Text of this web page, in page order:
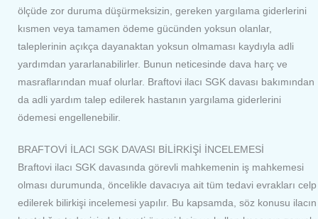
ölçüde zor duruma düşürmeksizin, gereken yargılama giderlerini
kısmen veya tamamen ödeme gücünden yoksun olanlar,
taleplerinin açıkça dayanaktan yoksun olmaması kaydıyla adli
yardımdan yararlanabilirler. Bunun neticesinde dava harç ve
masraflarından muaf olurlar. Braftovi ilacı SGK davası bakımından
da adli yardım talep edilerek hastanın yargılama giderlerini
ödemesi engellenebilir.
BRAFTOVİ İLACI SGK DAVASI BİLİRKİŞİ İNCELEMESİ
Braftovi ilacı SGK davasında görevli mahkemenin iş mahkemesi
olması durumunda, öncelikle davacıya ait tüm tedavi evrakları celp
edilerek bilirkişi incelemesi yapılır. Bu kapsamda, söz konusu ilacın